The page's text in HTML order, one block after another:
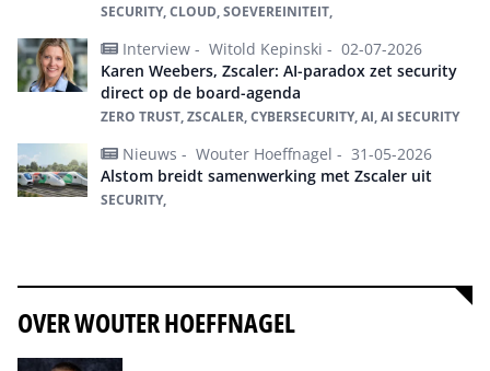
SECURITY, CLOUD, SOEVEREINITEIT,
Interview - Witold Kepinski - 02-07-2026
Karen Weebers, Zscaler: AI-paradox zet security
direct op de board-agenda
ZERO TRUST, ZSCALER, CYBERSECURITY, AI, AI SECURITY
Nieuws - Wouter Hoeffnagel - 31-05-2026
Alstom breidt samenwerking met Zscaler uit
SECURITY,
OVER WOUTER HOEFFNAGEL